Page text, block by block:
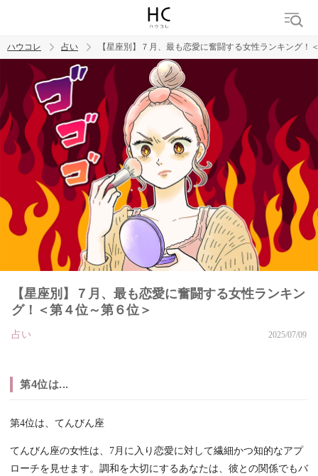
トレンド ワード
ハウコレ 占い 【星座別】７月、最も恋愛に奮闘する女性ランキング！
【星座別】７月、最も恋愛に奮闘する女性ランキン
グ！＜第４位～第６位＞
占い 2025/07/09
第4位は...
第4位は、てんびん座
てんびん座の女性は、7月に入り恋愛に対して繊細かつ知的なアプ
ローチを見せます。調和を大切にするあなたは、彼との関係でもバ